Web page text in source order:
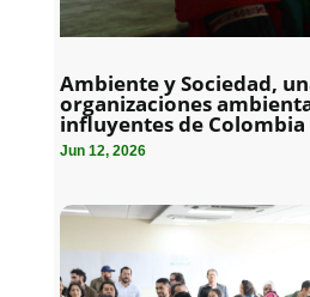
Ambiente y Sociedad,
organizaciones
influyentes de Colombia
Jun 12, 2026